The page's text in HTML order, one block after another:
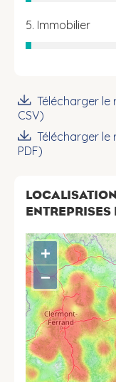
5. Immobilier
Télécharger le
CSV)
Télécharger le
PDF)
ENTREPRISES
+
−